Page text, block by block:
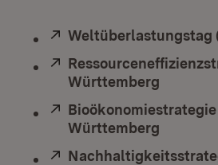
Extern:
Weltüberlastungstag
Extern:
Württemberg
Extern:
Württemberg
Extern: